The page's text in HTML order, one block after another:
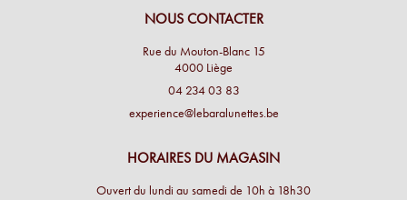
NOUS CONTACTER
Rue du Mouton-Blanc 15
4000 Liège
04 234 03 83
experience@lebaralunettes.be
HORAIRES DU MAGASIN
Ouvert du lundi au samedi de 10h à 18h30